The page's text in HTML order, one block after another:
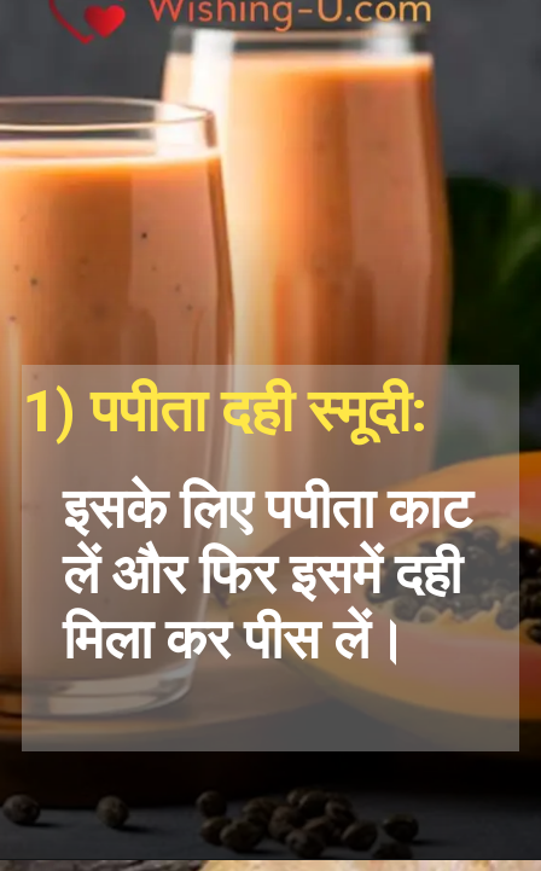
इसके लिए पपीता काट
लें और फिर इसमें दही
मिला कर पीस लें।
1)पपीता दही स्मूदी: